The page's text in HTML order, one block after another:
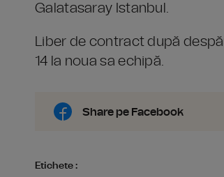
Galatasaray Istanbul.
Liber de contract după
14 la noua sa echipă.
Share pe Facebook
Etichete :